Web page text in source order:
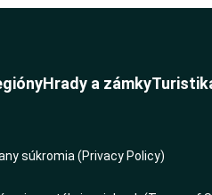
Hrady a zámky
súkromia (Privacy Policy)